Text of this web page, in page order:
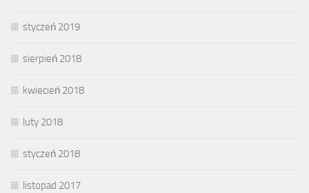
styczeń 2019
sierpień 2018
kwiecień 2018
luty 2018
styczeń 2018
listopad 2017